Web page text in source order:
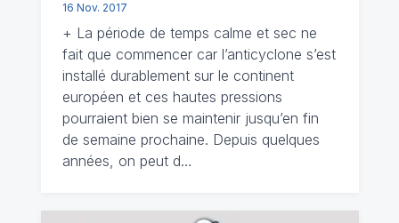
16 Nov. 2017
+ La période de temps calme et sec ne
fait que commencer car l’anticyclone s’est
installé durablement sur le continent
européen et ces hautes pressions
pourraient bien se maintenir jusqu’en fin
de semaine prochaine. Depuis quelques
années, on peut d…